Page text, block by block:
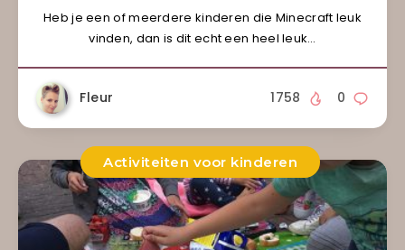
Heb je een of meerdere kinderen die Minecraft leuk
vinden, dan is dit echt een heel leuk…
Fleur 0
1758
Activiteiten voor kinderen